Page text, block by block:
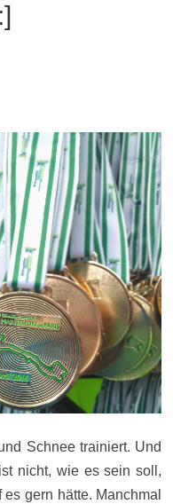
Schnee trainiert. Und
nicht, wie es sein soll,
gern hätte. Manchmal